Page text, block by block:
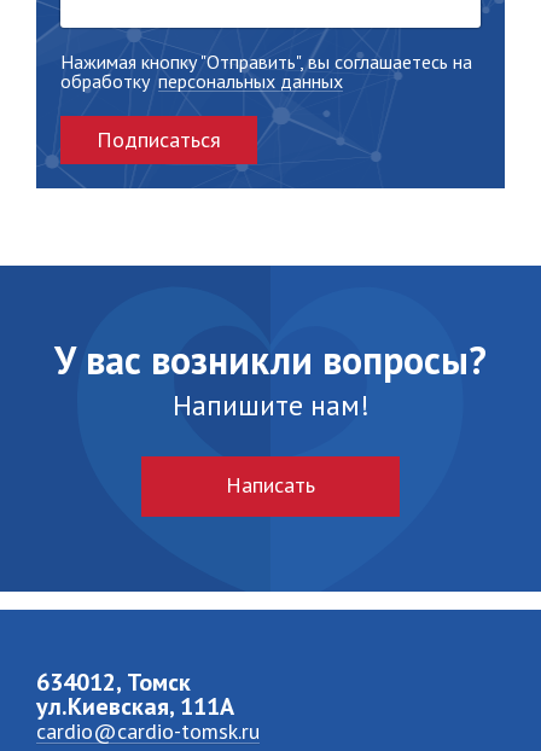
Нажимая кнопку "Отправить", вы соглашаетесь на
обработку персональных данных
Подписаться
У вас возникли вопросы?
Напишите нам!
Написать
634012, Томск
ул.Киевская, 111A
cardio@cardio-tomsk.ru